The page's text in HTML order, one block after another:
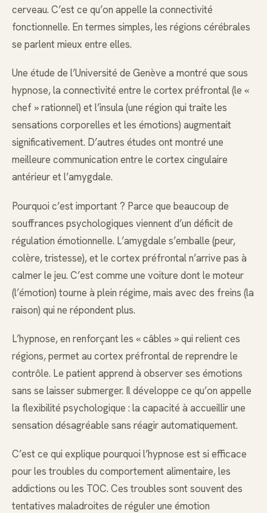
cerveau. C’est ce qu’on appelle la connectivité
fonctionnelle. En termes simples, les régions cérébrales
se parlent mieux entre elles.
Une étude de l’Université de Genève a montré que sous
hypnose, la connectivité entre le cortex préfrontal (le «
chef » rationnel) et l’insula (une région qui traite les
sensations corporelles et les émotions) augmentait
significativement. D’autres études ont montré une
meilleure communication entre le cortex cingulaire
antérieur et l’amygdale.
Pourquoi c’est important ? Parce que beaucoup de
souffrances psychologiques viennent d’un déficit de
régulation émotionnelle. L’amygdale s’emballe (peur,
colère, tristesse), et le cortex préfrontal n’arrive pas à
calmer le jeu. C’est comme une voiture dont le moteur
(l’émotion) tourne à plein régime, mais avec des freins (la
raison) qui ne répondent plus.
L’hypnose, en renforçant les « câbles » qui relient ces
régions, permet au cortex préfrontal de reprendre le
contrôle. Le patient apprend à observer ses émotions
sans se laisser submerger. Il développe ce qu’on appelle
la flexibilité psychologique : la capacité à accueillir une
sensation désagréable sans réagir automatiquement.
C’est ce qui explique pourquoi l’hypnose est si efficace
pour les troubles du comportement alimentaire, les
addictions ou les TOC. Ces troubles sont souvent des
tentatives maladroites de réguler une émotion